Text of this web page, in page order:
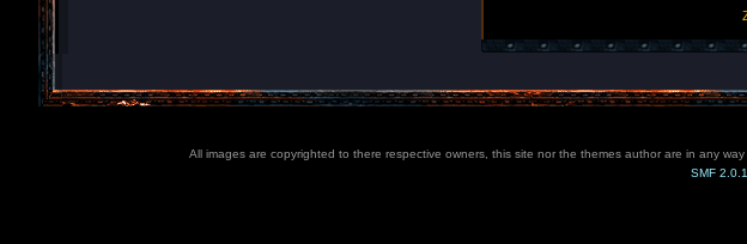
All images are copyrighted to there respective owners, this site nor the themes author are in any
SMF